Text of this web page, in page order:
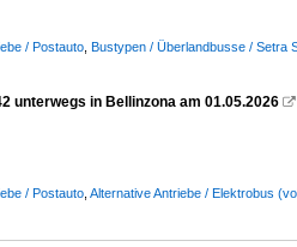
/ Postauto Bustypen / Überlandbusse / Setra
unterwegs in Bellinzona am 01.05.2026 
/ Postauto Alternative Antriebe / Elektrobus